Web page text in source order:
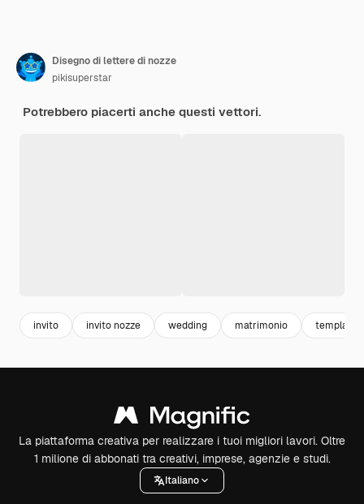
Disegno di lettere di nozze
pikisuperstar
Potrebbero piacerti anche questi vettori.
invito invito nozze wedding matrimonio template
La piattaforma creativa per realizzare i tuoi migliori lavori. Oltre
1 milione di abbonati tra creativi, imprese, agenzie e studi.
Italiano